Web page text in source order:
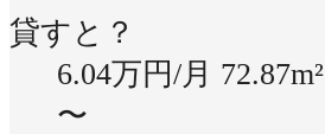
貸すと？
6.04万円/月 72.87m²
〜